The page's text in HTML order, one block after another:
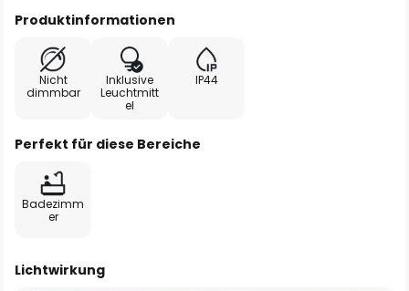
Produktinformationen
Nicht
dimmbar
Inklusive
Leuchtmitt
el
IP44
Perfekt für diese Bereiche
Badezimm
er
Lichtwirkung